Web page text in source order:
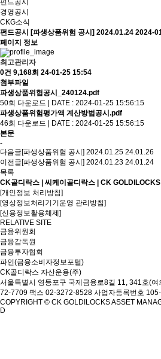
펀드공시
경영공시
CKG소식
펀드공시
[파생상품위험 공시] 2024.01.24 2024-
페이지 정보
최고관리자
0건 9,168회 24-01-25 15:54
첨부파일
파생상품위험공시_240124.pdf
50회 다운로드 | DATE : 2024-01-25 15:56:15
파생상품위험평가액 계산방법공시.pdf
46회 다운로드 | DATE : 2024-01-25 15:56:15
본문
-
다음글[파생상품위험 공시] 2024.01.25 24.01.26
이전글[파생상품위험 공시] 2024.01.23 24.01.24
목록
CK골디락스 | 씨케이골디락스 | CK GOLDILOCKS
[개인정보 처리방침]
[영상정보처리기기운영 관리방침]
[신용정보활용체제]
RELATIVE SITE
금융위원회
금융감독원
금융투자협회
파인(금융소비자정보포털)
CK골디락스 자산운용(주)
서울특별시 영등포구 국제금융로8길 11, 341호(여
72-7709 팩스 02-3272-8528 사업자등록번호
COPYRIGHT © CK GOLDILOCKS ASSET
D